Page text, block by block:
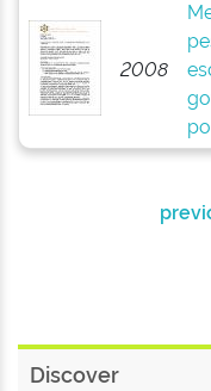
2008
Discover